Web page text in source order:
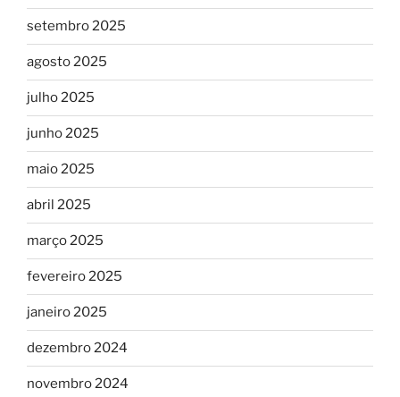
setembro 2025
agosto 2025
julho 2025
junho 2025
maio 2025
abril 2025
março 2025
fevereiro 2025
janeiro 2025
dezembro 2024
novembro 2024